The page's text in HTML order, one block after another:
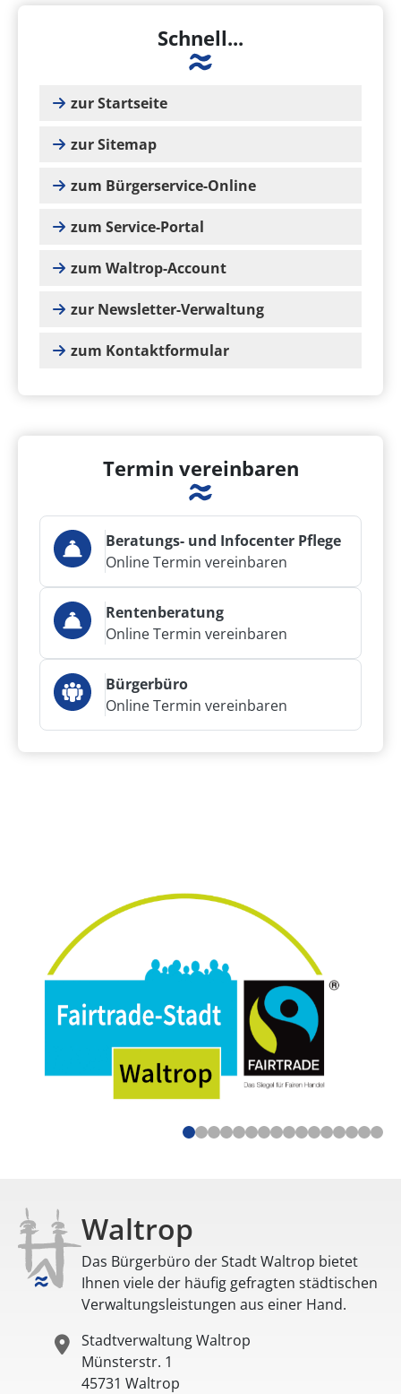
Schnell...
zur Startseite
zur Sitemap
zum Bürgerservice-Online
zum Service-Portal
zum Waltrop-Account
zur Newsletter-Verwaltung
zum Kontaktformular
Termin vereinbaren
Beratungs- und Infocenter Pflege
Online Termin vereinbaren
Rentenberatung
Online Termin vereinbaren
Bürgerbüro
Online Termin vereinbaren
Waltrop
Das Bürgerbüro der Stadt Waltrop bietet
Ihnen viele der häufig gefragten städtischen
Verwaltungsleistungen aus einer Hand.
Stadtverwaltung Waltrop
Münsterstr. 1
45731 Waltrop